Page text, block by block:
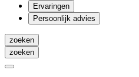
Ervaringen
Persoonlijk advies
zoeken
zoeken